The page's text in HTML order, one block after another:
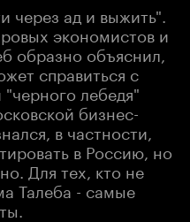
через ад и выжить".
экономистов и
образно объяснил,
справиться с
лебедя"
бизнес-
в частности,
в Россию, но
Для тех, кто не
Талеба - самые